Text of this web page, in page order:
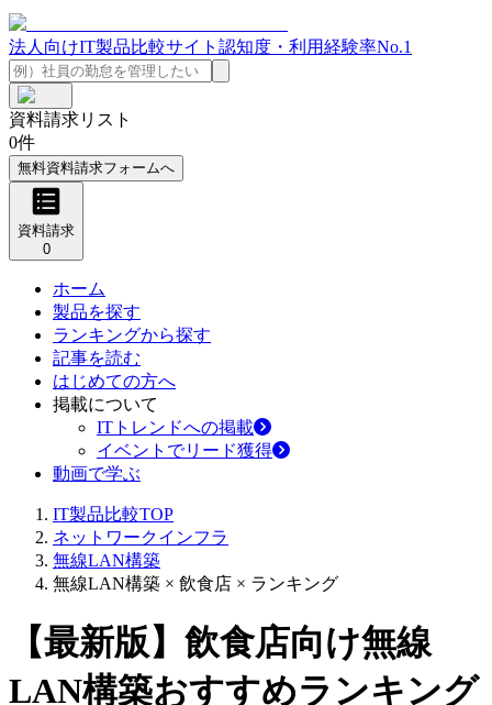
法人向けIT製品比較サイト 認知度・利用経験率No.1
資料請求リスト
0件
無料資料請求フォームへ
資料請求
0
ホーム
製品を探す
ランキングから探す
記事を読む
はじめての方へ
掲載について
ITトレンドへの掲載
イベントでリード獲得
動画で学ぶ
IT製品比較TOP
ネットワークインフラ
無線LAN構築
無線LAN構築 × 飲食店 × ランキング
【最新版】飲食店向け無線
LAN構築おすすめランキング